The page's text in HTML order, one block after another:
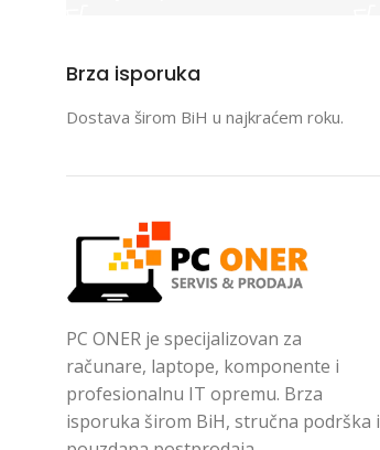
Brza isporuka
Dostava širom BiH u najkraćem roku.
PC ONER je specijalizovan za
računare, laptope, komponente i
profesionalnu IT opremu. Brza
isporuka širom BiH, stručna podrška i